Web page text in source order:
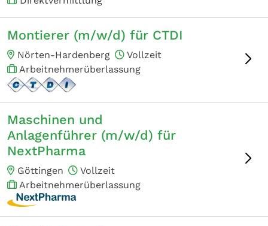
Montierer (m/w/d) für CTDI
Nörten-Hardenberg
Vollzeit
Arbeitnehmerüberlassung
Maschinen und
Anlagenführer (m/w/d) für
NextPharma
Göttingen
Vollzeit
Arbeitnehmerüberlassung